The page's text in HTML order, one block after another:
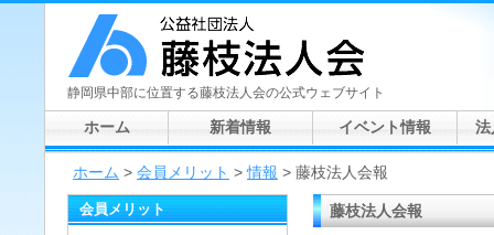
静岡県中部に位置する藤枝法人会の公式ウェブサイト
ホーム 新着情報 イベント情報 法
ホーム > 会員メリット >情報 > 藤枝法人会報
会員メリット 藤枝法人会報